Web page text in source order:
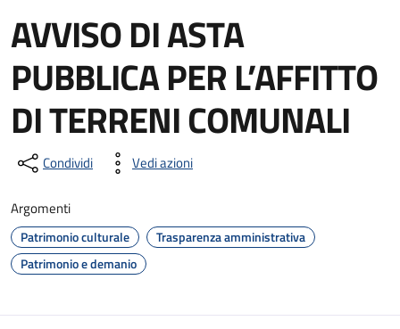
AVVISO DI ASTA
PUBBLICA PER L’AFFITTO
DI TERRENI COMUNALI
Condividi Vedi azioni
Argomenti
Patrimonio culturale
Trasparenza amministrativa
Patrimonio e demanio